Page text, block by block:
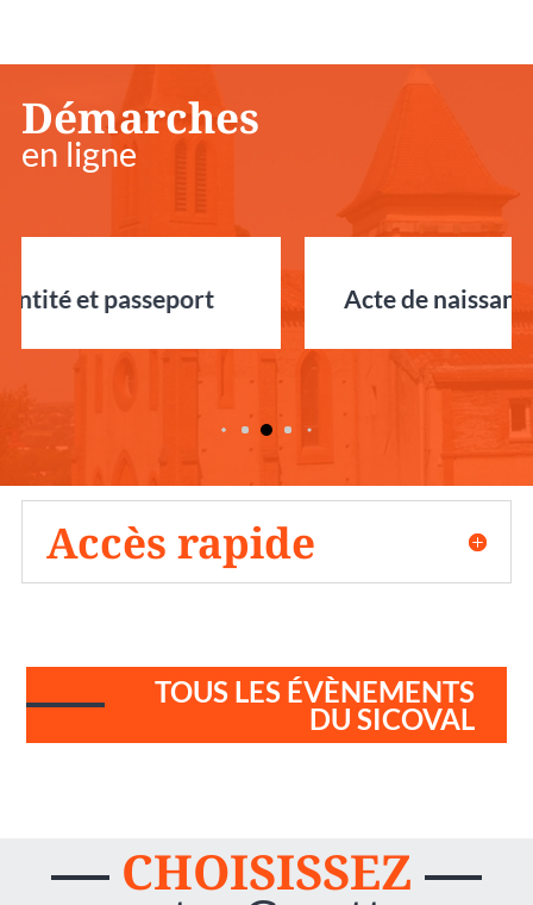
Démarches
en ligne
Acte de naissance reconnaissance
Accès rapide
TOUS LES ÉVÈNEMENTS
DU SICOVAL
CHOISISSEZ